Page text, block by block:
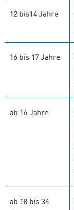
12 bis14 Jahre
16 bis 17 Jahre
ab 16 Jahre
ab 18 bis 34